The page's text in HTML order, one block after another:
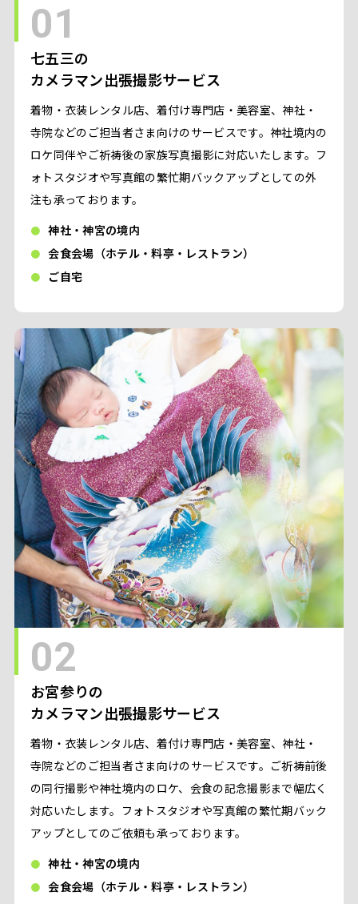
01
七五三の
カメラマン出張撮影サービス
着物・衣装レンタル店、着付け専門店・美容室、神社・
寺院などのご担当者さま向けのサービスです。神社境内の
ロケ同伴やご祈祷後の家族写真撮影に対応いたします。フ
ォトスタジオや写真館の繁忙期バックアップとしての外
注も承っております。
神社・神宮の境内
会食会場（ホテル・料亭・レストラン）
ご自宅
02
お宮参りの
カメラマン出張撮影サービス
着物・衣装レンタル店、着付け専門店・美容室、神社・
寺院などのご担当者さま向けのサービスです。ご祈祷前後
の同行撮影や神社境内のロケ、会食の記念撮影まで幅広く
対応いたします。フォトスタジオや写真館の繁忙期バック
アップとしてのご依頼も承っております。
神社・神宮の境内
会食会場（ホテル・料亭・レストラン）